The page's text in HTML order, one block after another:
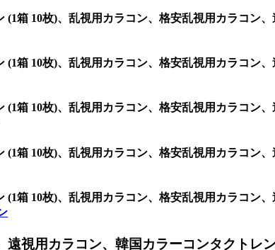
(1箱 10枚)、乱視用カラコン、格安乱視用カラコン
(1箱 10枚)、乱視用カラコン、格安乱視用カラコン
(1箱 10枚)、乱視用カラコン、格安乱視用カラコン
(1箱 10枚)、乱視用カラコン、格安乱視用カラコン
(1箱 10枚)、乱視用カラコン、格安乱視用カラコン
視用カラコン、韓国カラーコンタクトレ